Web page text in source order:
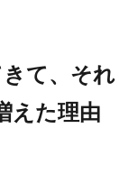
て、それ
えた理由